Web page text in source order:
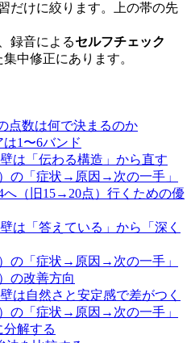
だけに絞ります。上の帯の先
録音によるセルフチェック
中修正にあります。
点数は何で決まるのか
1〜6バンド
は「伝わる構造」から直す
の「症状→原因→次の一手」
へ（旧15→20点）行くための優
は「答えている」から「深く
の「症状→原因→次の一手」
の改善方向
は自然さと安定感で差がつく
の「症状→原因→次の一手」
分解する